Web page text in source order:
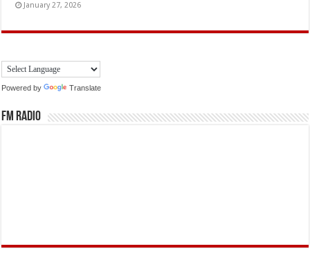
January 27, 2026
Powered by Translate
FM Radio